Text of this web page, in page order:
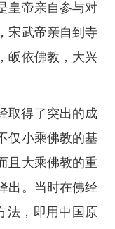
皇帝亲自参与对
宋武帝亲自到寺
皈依佛教，大兴
取得了突出的成
仅小乘佛教的基
且大乘佛教的重
出。当时在佛经
法，即用中国原